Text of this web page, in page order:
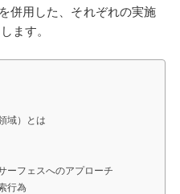
併用した、それぞれの実施
ます。
域）とは
ーフェスへのアプローチ
行為